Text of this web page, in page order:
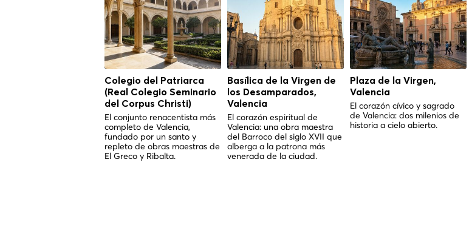
Colegio del Patriarca
(Real Colegio Seminario
del Corpus Christi)
El conjunto renacentista más
completo de Valencia,
fundado por un santo y
repleto de obras maestras de
El Greco y Ribalta.
Basílica de la Virgen de
los Desamparados,
Valencia
El corazón espiritual de
Valencia: una obra maestra
del Barroco del siglo XVII que
alberga a la patrona más
venerada de la ciudad.
Plaza de la Virgen,
Valencia
El corazón cívico y sagrado
de Valencia: dos milenios de
historia a cielo abierto.